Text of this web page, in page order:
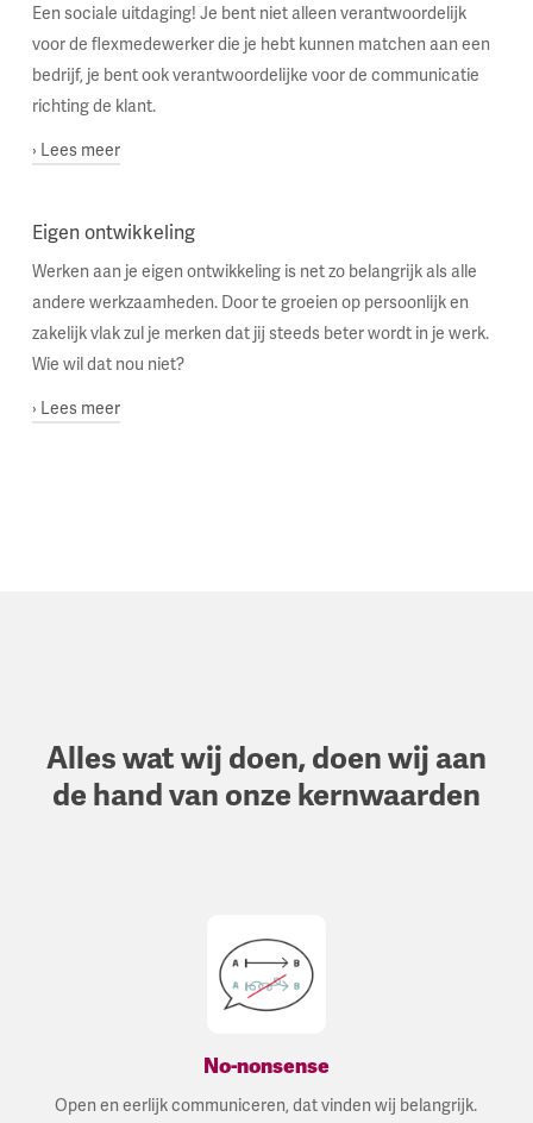
andere zaken waar je dagelijks te maken mee hebt als
intercedent(e). Tijdens verschillende trainingen wordt jij
klaargestoomd om alle juridische aspecten van de functie
intercedent(e) aan te pakken als een professional!
Een sociale uitdaging! Je bent niet alleen verantwoordelijk
voor de flexmedewerker die je hebt kunnen matchen aan een
bedrijf, je bent ook verantwoordelijke voor de communicatie
richting de klant.
› Lees meer
vinden van het juiste personeel, ben je een luisterend oor
en ben je op de hoogte van alle ins en outs van jouw
klanten. Daarnaast zie je ook overal commerciële kansen!
Kansen die je vol enthousiasme weet over te brengen en
tot een goed einde weet te brengen.
Eigen ontwikkeling
Werken aan je eigen ontwikkeling is net zo belangrijk als alle
andere werkzaamheden. Door te groeien op persoonlijk en
zakelijk vlak zul je merken dat jij steeds beter wordt in je werk.
Wie wil dat nou niet?
› Lees meer
Alles wat wij doen, doen wij aan
de hand van onze kernwaarden
No-nonsense
Open en eerlijk communiceren, dat vinden wij belangrijk.